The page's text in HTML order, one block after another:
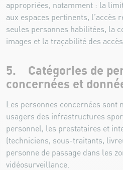
appropriées, notamment : la
aux espaces pertinents, l’accès
seules personnes habilitées, la
images et la traçabilité des
5. Catégories de
concernées et
Les personnes concernées sont
usagers des infrastructures
personnel, les prestataires et
(techniciens, sous-traitants,
personne de passage dans les
vidéosurveillance.